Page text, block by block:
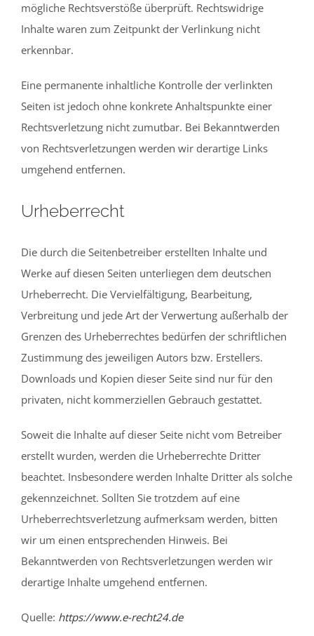
mögliche Rechtsverstöße überprüft. Rechtswidrige
Inhalte waren zum Zeitpunkt der Verlinkung nicht
erkennbar.
Eine permanente inhaltliche Kontrolle der verlinkten
Seiten ist jedoch ohne konkrete Anhaltspunkte einer
Rechtsverletzung nicht zumutbar. Bei Bekanntwerden
von Rechtsverletzungen werden wir derartige Links
umgehend entfernen.
Urheberrecht
Die durch die Seitenbetreiber erstellten Inhalte und
Werke auf diesen Seiten unterliegen dem deutschen
Urheberrecht. Die Vervielfältigung, Bearbeitung,
Verbreitung und jede Art der Verwertung außerhalb der
Grenzen des Urheberrechtes bedürfen der schriftlichen
Zustimmung des jeweiligen Autors bzw. Erstellers.
Downloads und Kopien dieser Seite sind nur für den
privaten, nicht kommerziellen Gebrauch gestattet.
Soweit die Inhalte auf dieser Seite nicht vom Betreiber
erstellt wurden, werden die Urheberrechte Dritter
beachtet. Insbesondere werden Inhalte Dritter als solche
gekennzeichnet. Sollten Sie trotzdem auf eine
Urheberrechtsverletzung aufmerksam werden, bitten
wir um einen entsprechenden Hinweis. Bei
Bekanntwerden von Rechtsverletzungen werden wir
derartige Inhalte umgehend entfernen.
Quelle: https://www.e-recht24.de